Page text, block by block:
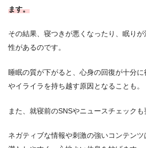
ます。
その結果、寝つきが悪くなったり、眠り
性があるのです。
睡眠の質が下がると、心身の回復が十分
やイライラを持ち越す原因となることも。
また、就寝前のSNSやニュースチェックも
ネガティブな情報や刺激の強いコンテン